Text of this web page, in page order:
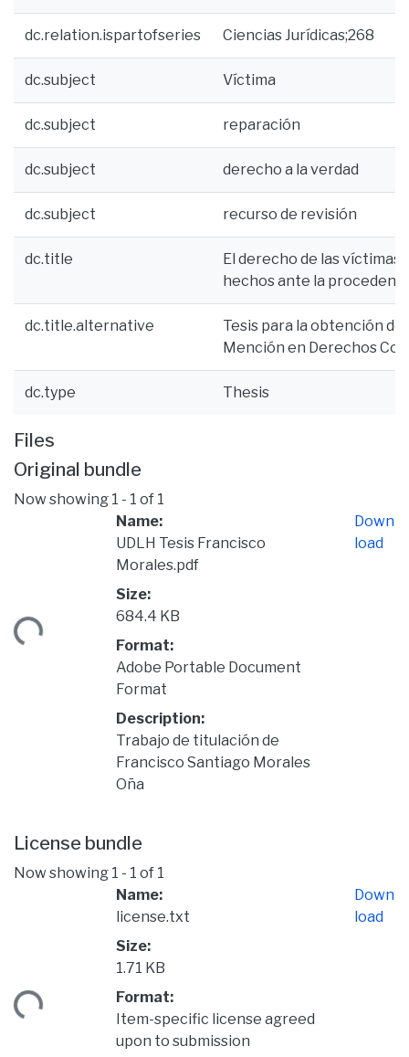
dc.relation.ispartofseries Ciencias Jurídicas;268
dc.subject Víctima
dc.subject reparación
dc.subject derecho a la verdad
dc.subject recurso de revisión
dc.title
El derecho de las víctimas
hechos ante la
dc.title.alternative
Tesis para la obtención
Mención en Derechos
dc.type Thesis
Files
Original bundle
Now showing 1 - 1 of 1
Name:
UDLH Tesis Francisco
Morales.pdf
Size:
684.4 KB
Format:
Adobe Portable Document
Format
Description:
Trabajo de titulación de
Francisco Santiago Morales
Oña
Down
load
License bundle
Now showing 1 - 1 of 1
Name:
license.txt
Size:
1.71 KB
Format:
Item-specific license agreed
upon to submission
Down
load